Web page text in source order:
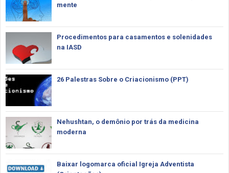
mente
Procedimentos para casamentos e solenidades
na IASD
26 Palestras Sobre o Criacionismo (PPT)
Nehushtan, o demônio por trás da medicina
moderna
Baixar logomarca oficial Igreja Adventista